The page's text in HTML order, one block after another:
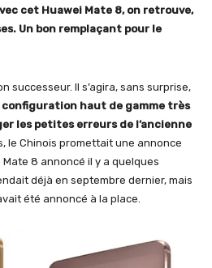
cet Huawei Mate 8, on retrouve,
Un bon remplaçant pour le
successeur. Il s’agira, sans surprise,
configuration haut de gamme très
les petites erreurs de l’ancienne
le Chinois promettait une annonce
Mate 8 annoncé il y a quelques
déjà en septembre dernier, mais
été annoncé à la place.